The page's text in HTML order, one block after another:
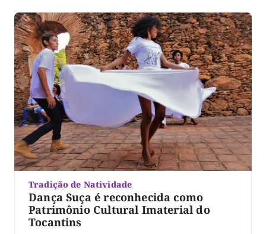
Tradição de Natividade
Dança Suça é reconhecida como
Patrimônio Cultural Imaterial do
Tocantins